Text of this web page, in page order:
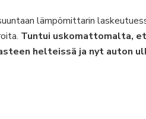
lämpömittarin
Tuntui uskomattomalta,
helteissä ja nyt auton